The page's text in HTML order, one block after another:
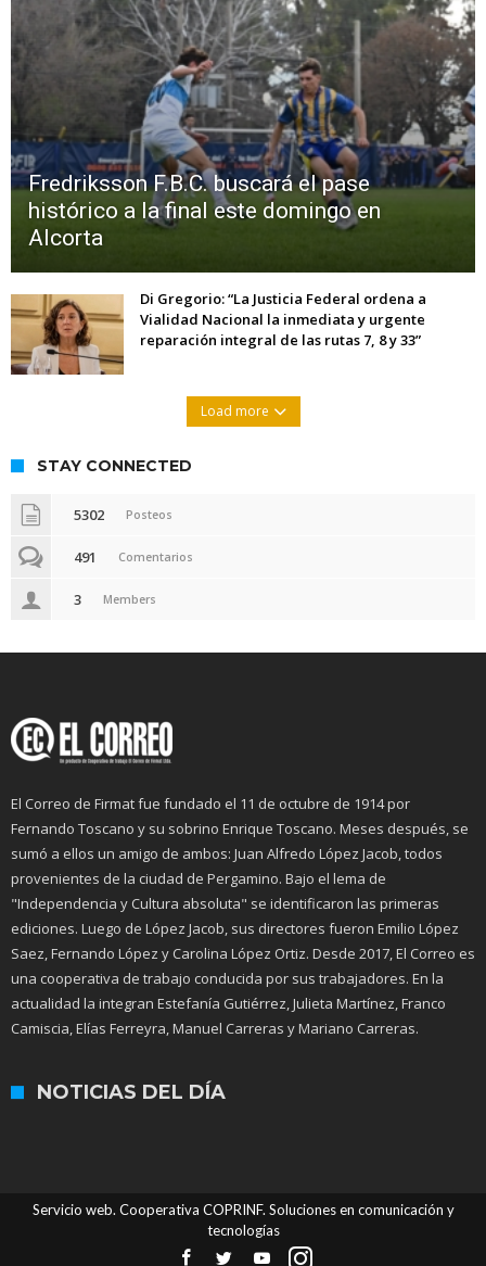
Fredriksson F.B.C. buscará el pase
histórico a la final este domingo en
Alcorta
Di Gregorio: “La Justicia Federal ordena a
Vialidad Nacional la inmediata y urgente
reparación integral de las rutas 7, 8 y 33”
Load more
STAY CONNECTED
5302 Posteos
491 Comentarios
3 Members
El Correo de Firmat fue fundado el 11 de octubre de 1914 por
Fernando Toscano y su sobrino Enrique Toscano. Meses después, se
sumó a ellos un amigo de ambos: Juan Alfredo López Jacob, todos
provenientes de la ciudad de Pergamino. Bajo el lema de
"Independencia y Cultura absoluta" se identificaron las primeras
ediciones. Luego de López Jacob, sus directores fueron Emilio López
Saez, Fernando López y Carolina López Ortiz. Desde 2017, El Correo es
una cooperativa de trabajo conducida por sus trabajadores. En la
actualidad la integran Estefanía Gutiérrez, Julieta Martínez, Franco
Camiscia, Elías Ferreyra, Manuel Carreras y Mariano Carreras.
NOTICIAS DEL DÍA
Servicio web. Cooperativa COPRINF. Soluciones en comunicación y
tecnologías